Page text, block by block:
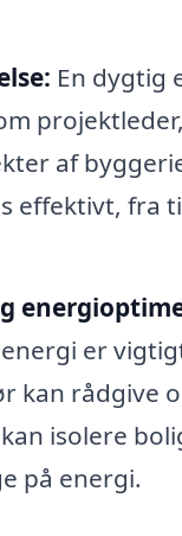
En dygtig
af
effektivt, fra
er
kan rådgive
isolere
på energi.